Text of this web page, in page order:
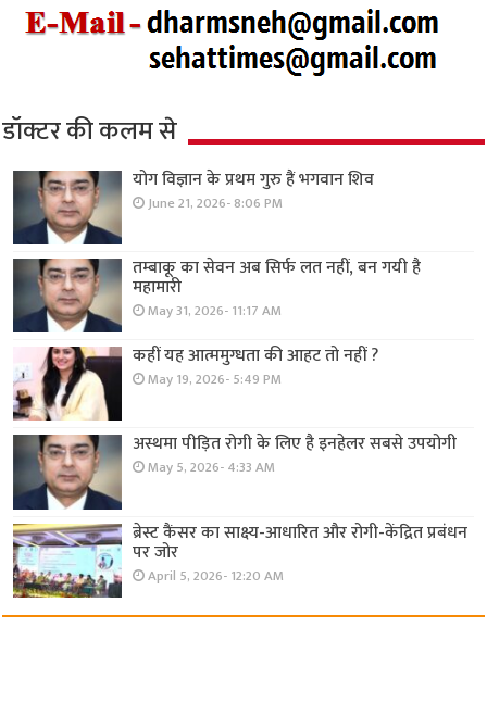
डॉक्टर की कलम से
योग विज्ञान के प्रथम गुरु हैं भगवान शिव
June 21, 2026- 8:06 PM
तम्बाकू का सेवन अब सिर्फ लत नहीं, बन गयी है
महामारी
May 31, 2026- 11:17 AM
कहीं यह आत्ममुग्धता की आहट तो नहीं ?
May 19, 2026- 5:49 PM
अस्थमा पीड़ित रोगी के लिए है इनहेलर सबसे उपयोगी
May 5, 2026- 4:33 AM
ब्रेस्ट कैंसर का साक्ष्य-आधारित और रोगी-केंद्रित प्रबंधन
पर जोर
April 5, 2026- 12:20 AM